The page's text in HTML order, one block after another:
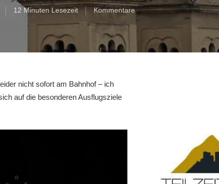
12 Minuten Lesezeit Kommentare
nicht sofort am Bahnhof – ich
auf die besonderen Ausflugsziele